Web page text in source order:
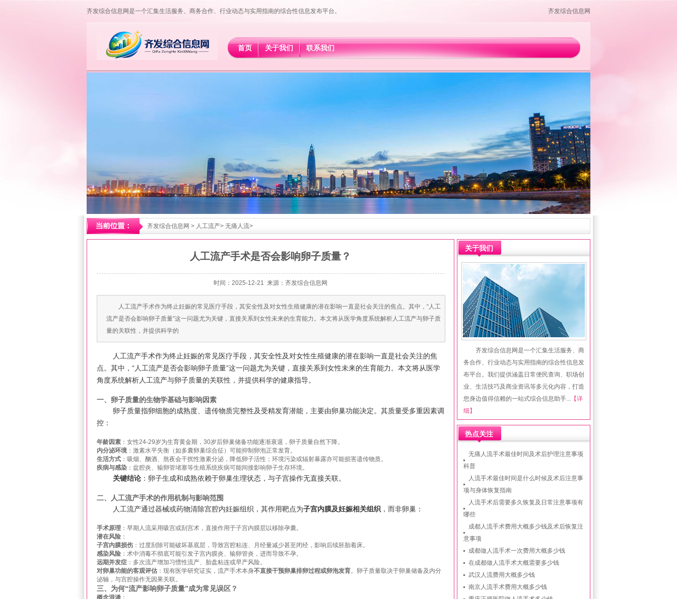
齐发综合信息网是一个汇集生活服务、商务合作、行业动态与实用指南的综合性信息发布平台。 齐发综合信息网
首页 关于我们 联系我们
齐发综合信息网 > 人工流产> 无痛人流>
人工流产手术是否会影响卵子质量？
时间：2025-12-21 来源： 齐发综合信息网
人工流产手术作为终止妊娠的常见医疗手段，其安全性及对女性生殖健康的潜在影响一直是社会关注的焦点。其中，“人工
流产是否会影响卵子质量”这一问题尤为关键，直接关系到女性未来的生育能力。本文将从医学角度系统解析人工流产与卵子质
量的关联性，并提供科学的
人工流产手术作为终止妊娠的常见医疗手段，其安全性及对女性生殖健康的潜在影响一直是社会关注的焦
点。其中，“人工流产是否会影响卵子质量”这一问题尤为关键，直接关系到女性未来的生育能力。本文将从医学
角度系统解析人工流产与卵子质量的关联性，并提供科学的健康指导。
一、卵子质量的生物学基础与影响因素
卵子质量指卵细胞的成熟度、遗传物质完整性及受精发育潜能，主要由卵巢功能决定。其质量受多重因素调
控：
年龄因素 ：女性24-29岁为生育黄金期，30岁后卵巢储备功能逐渐衰退，卵子质量自然下降。
内分泌环境 ：激素水平失衡（如多囊卵巢综合征）可能抑制卵泡正常发育。
生活方式 ：吸烟、酗酒、熬夜会干扰性激素分泌，降低卵子活性；环境污染或辐射暴露亦可能损害遗传物质。
疾病与感染 ：盆腔炎、输卵管堵塞等生殖系统疾病可能间接影响卵子生存环境。
关键结论 ：卵子生成和成熟依赖于卵巢生理状态，与子宫操作无直接关联。
二、人工流产手术的作用机制与影响范围
人工流产通过器械或药物清除宫腔内妊娠组织，其作用靶点为子宫内膜及妊娠相关组织 ，而非卵巢：
手术原理 ：早期人流采用吸宫或刮宫术，直接作用于子宫内膜层以移除孕囊。
潜在风险 ：
子宫内膜损伤 ：过度刮除可能破坏基底层，导致宫腔粘连、月经量减少甚至闭经，影响后续胚胎着床。
感染风险 ：术中消毒不彻底可能引发子宫内膜炎、输卵管炎，进而导致不孕。
远期并发症 ：多次流产增加习惯性流产、胎盘粘连或早产风险。
对卵巢功能的客观评估 ：现有医学研究证实，流产手术本身不直接干预卵巢排卵过程或卵泡发育。卵子质量取决于卵巢储备及内分
泌轴，与宫腔操作无因果关联。
三、为何“流产影响卵子质量”成为常见误区？
概念混淆 ：
关于我们
齐发综合信息网是一个汇集生活服务、商
务合作、行业动态与实用指南的综合性信息发
布平台。我们提供涵盖日常便民查询、职场创
业、生活技巧及商业资讯等多元化内容，打造
您身边值得信赖的一站式综合信息助手...
【详
细】
热点关注
无痛人流手术最佳时间及术后护理注意事项
科普
人流手术最佳时间是什么时候及术后注意事
项与身体恢复指南
人流手术后需要多久恢复及日常注意事项有
哪些
成都人流手术费用大概多少钱及术后恢复注
意事项
成都做人流手术一次费用大概多少钱
在成都做人流手术大概需要多少钱
武汉人流费用大概多少钱
南京人流手术费用大概多少钱